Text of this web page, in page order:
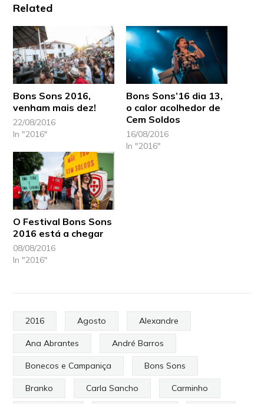
Related
Bons Sons 2016,
venham mais dez!
22/08/2016
In "2016"
Bons Sons’16 dia 13,
o calor acolhedor de
Cem Soldos
16/08/2016
In "2016"
O Festival Bons Sons
2016 está a chegar
08/08/2016
In "2016"
2016 Agosto Alexandre
Ana Abrantes André Barros
Bonecos e Campaniça Bons Sons
Branko Carla Sancho Carminho